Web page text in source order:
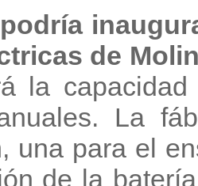
de
la
La
una para el
de la